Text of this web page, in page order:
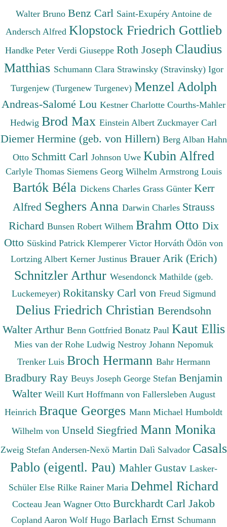
Walter Bruno Benz Carl Saint-Exupéry Antoine de
Andersch Alfred Klopstock Friedrich Gottlieb
Handke Peter Verdi Giuseppe Roth Joseph Claudius
Matthias Schumann Clara Strawinsky (Stravinsky) Igor
Turgenjew (Turgenew Turgenev) Menzel Adolph
Andreas-Salomé Lou Kestner Charlotte Courths-Mahler
Hedwig Brod Max Einstein Albert Zuckmayer Carl
Diemer Hermine (geb. von Hillern) Berg Alban Hahn
Otto Schmitt Carl Johnson Uwe Kubin Alfred
Carlyle Thomas Siemens Georg Wilhelm Armstrong Louis
Bartók Béla Dickens Charles Grass Günter Kerr
Alfred Seghers Anna Darwin Charles Strauss
Richard Bunsen Robert Wilhem Brahm Otto Dix
Otto Süskind Patrick Klemperer Victor Horváth Ödön von
Lortzing Albert Kerner Justinus Brauer Arik (Erich)
Schnitzler Arthur Wesendonck Mathilde (geb.
Luckemeyer) Rokitansky Carl von Freud Sigmund
Delius Friedrich Christian Berendsohn
Walter Arthur Benn Gottfried Bonatz Paul Kaut Ellis
Mies van der Rohe Ludwig Nestroy Johann Nepomuk
Trenker Luis Broch Hermann Bahr Hermann
Bradbury Ray Beuys Joseph George Stefan Benjamin
Walter Weill Kurt Hoffmann von Fallersleben August
Heinrich Braque Georges Mann Michael Humboldt
Wilhelm von Unseld Siegfried Mann Monika
Zweig Stefan Andersen-Nexö Martin Dalì Salvador Casals
Pablo (eigentl. Pau) Mahler Gustav Lasker-
Schüler Else Rilke Rainer Maria Dehmel Richard
Cocteau Jean Wagner Otto Burckhardt Carl Jakob
Copland Aaron Wolf Hugo Barlach Ernst Schumann